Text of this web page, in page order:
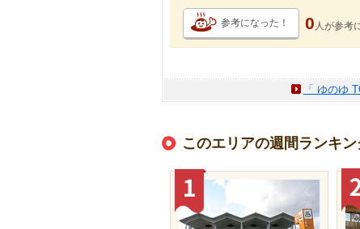
参考になった！ 0 人が参考
「 ゆのゆ
このエリアの週間ランキン